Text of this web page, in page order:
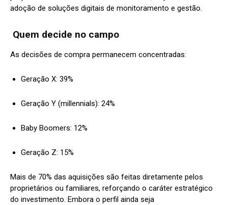
adoção de soluções digitais de monitoramento e gestão.
Quem decide no campo
As decisões de compra permanecem concentradas:
Geração X: 39%
Geração Y (millennials): 24%
Baby Boomers: 12%
Geração Z: 15%
Mais de 70% das aquisições são feitas diretamente pelos
proprietários ou familiares, reforçando o caráter estratégico
do investimento. Embora o perfil ainda seja